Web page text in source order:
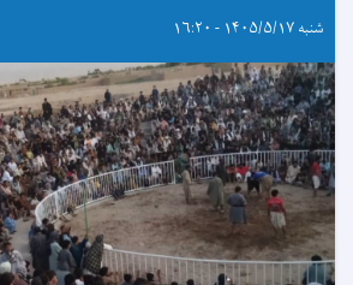
شنبه ۱۴۰۵/۵/۱۷ - ۱۶:۲۰